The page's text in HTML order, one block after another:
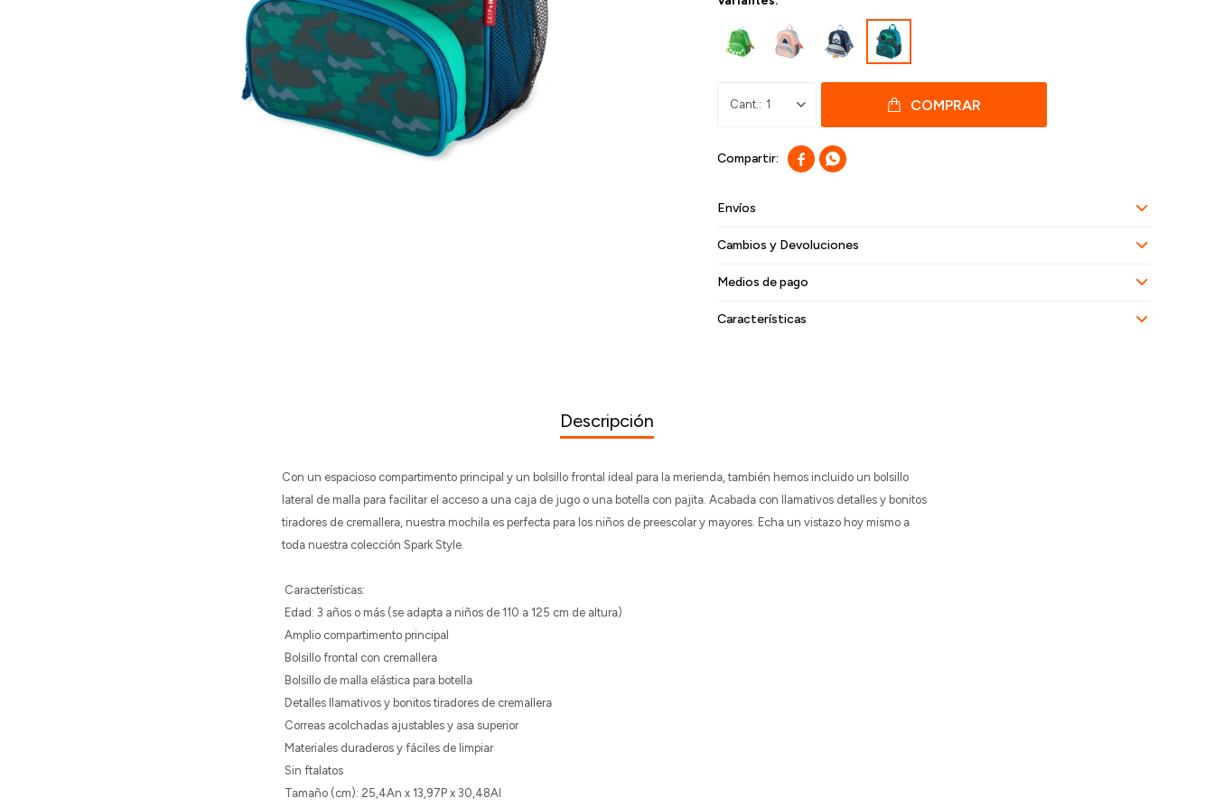
1 COMPRAR
 
Envíos
Cambios y Devoluciones
Medios de pago
Características
Descripción
Con un espacioso compartimento principal y un bolsillo frontal ideal para la merienda, también hemos incluido un bolsillo
lateral de malla para facilitar el acceso a una caja de jugo o una botella con pajita. Acabada con llamativos detalles y bonitos
tiradores de cremallera, nuestra mochila es perfecta para los niños de preescolar y mayores. Echa un vistazo hoy mismo a
toda nuestra colección Spark Style.
Características:
Edad: 3 años o más (se adapta a niños de 110 a 125 cm de altura)
Amplio compartimento principal
Bolsillo frontal con cremallera
Bolsillo de malla elástica para botella
Detalles llamativos y bonitos tiradores de cremallera
Correas acolchadas ajustables y asa superior
Materiales duraderos y fáciles de limpiar
Sin ftalatos
Tamaño (cm): 25,4An x 13,97P x 30,48Al